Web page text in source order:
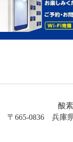
酸
〒665-0836 兵庫